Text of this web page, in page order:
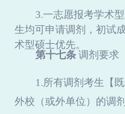
3.一志愿报考学术
生均可申请调剂，初试
术型硕士优先。
第十七条 调剂要求
1.所有调剂考生【
外校（或外单位） 的调